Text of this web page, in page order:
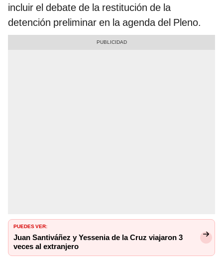
incluir el debate de la restitución de la
detención preliminar en la agenda del Pleno.
PUEDES VER:
Juan Santiváñez y Yessenia de la Cruz viajaron 3
veces al extranjero